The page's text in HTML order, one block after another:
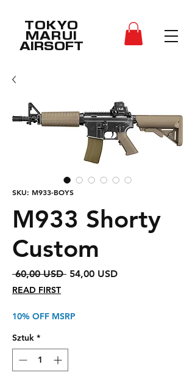
TOKYO
MARUI
AIRSOFT
SKU: M933-BOYS
M933 Shorty
Custom
60,00 USD Regularna
54,00 USDCena
READ FIRST
10% OFF MSRP
Sztuk *